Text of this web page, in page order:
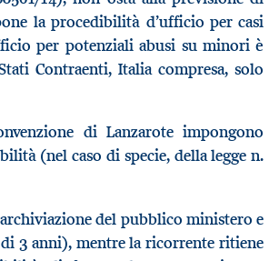
la procedibilità d’ufficio per casi
per potenziali abusi su minori è
Contraenti, Italia compresa, solo
di Lanzarote impongono
(nel caso di specie, della legge n.
del pubblico ministero e
3 anni), mentre la ricorrente ritiene